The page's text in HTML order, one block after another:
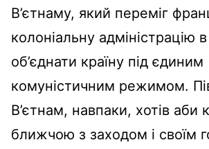
В’єтнаму, який переміг
колоніальну адміністрацію
об’єднати країну під єдиним
комуністичним режимом.
В’єтнам, навпаки, хотів аби
ближчою з заходом і своїм